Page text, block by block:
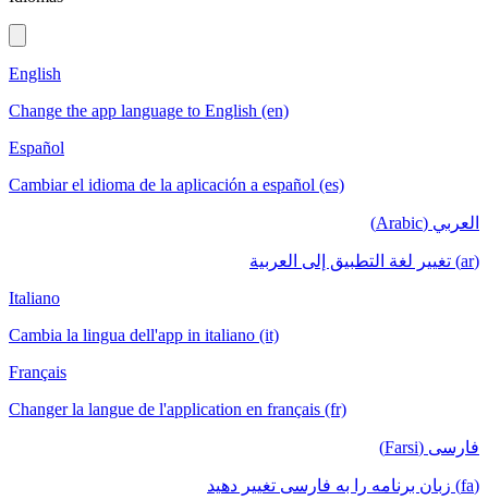
English
Change the app language to English (en)
Español
Cambiar el idioma de la aplicación a español (es)
العربي (Arabic)
(ar) تغيير لغة التطبيق إلى العربية
Italiano
Cambia la lingua dell'app in italiano (it)
Français
Changer la langue de l'application en français (fr)
فارسی (Farsi)
(fa) زبان برنامه را به فارسی تغییر دهید